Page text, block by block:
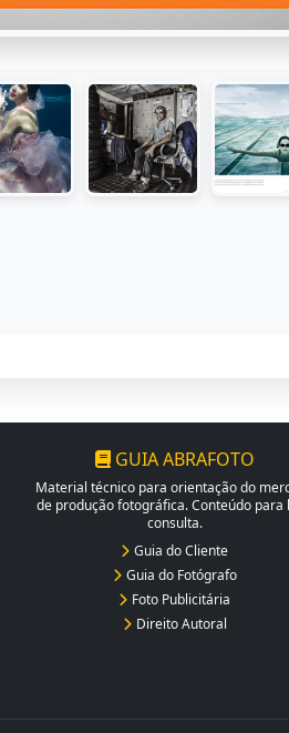
GUIA ABRAFOTO
Material técnico para orientação do
de produção fotográfica. Conteúdo para
consulta.
Guia do Cliente
Guia do Fotógrafo
Foto Publicitária
Direito Autoral